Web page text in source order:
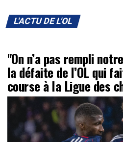
L'ACTU DE L'OL
"On n’a pas rempli
la défaite de l’OL qui
course à la Ligue des